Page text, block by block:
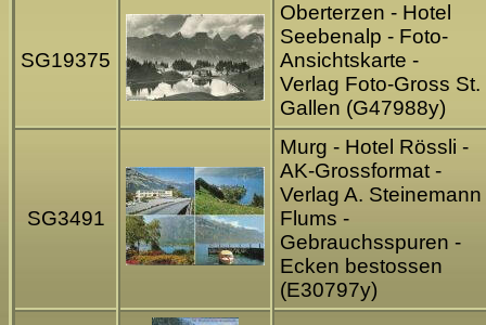
SG19375
Oberterzen - Hotel
Seebenalp - Foto-
Ansichtskarte -
Verlag Foto-Gross St.
Gallen (G47988y)
SG3491
Murg - Hotel Rössli -
AK-Grossformat -
Verlag A. Steinemann
Flums -
Gebrauchsspuren -
Ecken bestossen
(E30797y)